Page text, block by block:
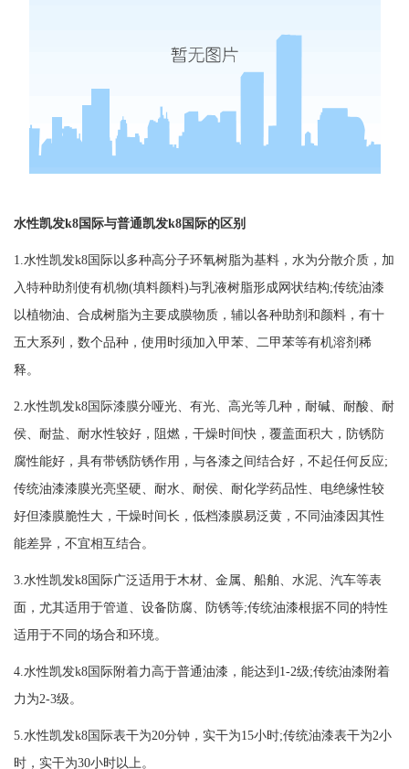
水性凯发k8国际与普通凯发k8国际的区别
1.水性凯发k8国际以多种高分子环氧树脂为基料，水为分散介质，加
入特种助剂使有机物(填料颜料)与乳液树脂形成网状结构;传统油漆
以植物油、合成树脂为主要成膜物质，辅以各种助剂和颜料，有十
五大系列，数个品种，使用时须加入甲苯、二甲苯等有机溶剂稀
释。
2.水性凯发k8国际漆膜分哑光、有光、高光等几种，耐碱、耐酸、耐
侯、耐盐、耐水性较好，阻燃，干燥时间快，覆盖面积大，防锈防
腐性能好，具有带锈防锈作用，与各漆之间结合好，不起任何反应;
传统油漆漆膜光亮坚硬、耐水、耐侯、耐化学药品性、电绝缘性较
好但漆膜脆性大，干燥时间长，低档漆膜易泛黄，不同油漆因其性
能差异，不宜相互结合。
3.水性凯发k8国际广泛适用于木材、金属、船舶、水泥、汽车等表
面，尤其适用于管道、设备防腐、防锈等;传统油漆根据不同的特性
适用于不同的场合和环境。
4.水性凯发k8国际附着力高于普通油漆，能达到1-2级;传统油漆附着
力为2-3级。
5.水性凯发k8国际表干为20分钟，实干为15小时;传统油漆表干为2小
时，实干为30小时以上。